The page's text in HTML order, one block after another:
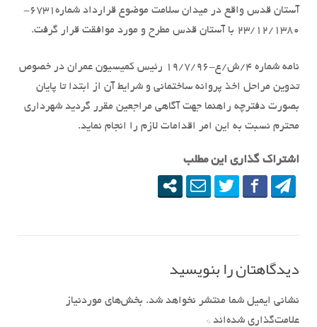
آستان قدس واقع در میدان سلامت موضوع قرارداد شماره6731-
23/12/1380 با آستان قدس مطرح و مورد موافقت قرار گرفت.
نامه شماره 4/ش/ع-19/7/96 رئیس کمیسیون عمران در خصوص
تدوین مراحل اخذ پروانه ساختمانی و شرایط آن از ابتدا تا پایان
بصورت دفترچه راهنما جهت آگاهی مراجعین مقرر گردید شهرداری
محترم نسبت به این امر اقدامات لازم را انجام نماید.
اشتراک گذاری این مطلب
دیدگاهتان را بنویسید
نشانی ایمیل شما منتشر نخواهد شد. بخش‌های موردنیاز
علامت‌گذاری شده‌اند *